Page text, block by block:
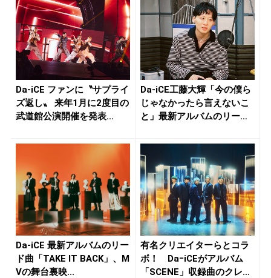
Da-iCE ファンに〝サプライ
ズ返し〟 来年1月に2度目の
武道館公演開催を発表...
Da-iCE工藤大輝「今の僕ら
じゃなかったら言えないこ
と」最新アルバムのリード
Da-iCE 最新アルバムのリー
ド曲「TAKE IT BACK」、M
Vの舞台裏映...
有名クリエイターらとコラ
ボ！ DaｰiCEがアルバム
「SCENE」収録曲のクレ